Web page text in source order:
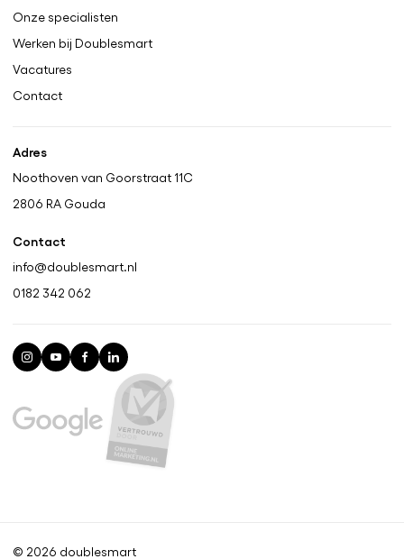
Onze specialisten
Werken bij Doublesmart
Vacatures
Contact
Adres
Noothoven van Goorstraat 11C
2806 RA Gouda
Contact
info@doublesmart.nl
0182 342 062
© 2026 doublesmart